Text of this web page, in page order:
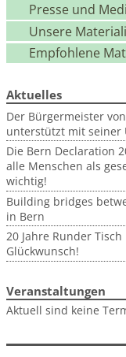
Presse und
Unsere
Empfohlene
Aktuelles
Der Bürgermeister
unterstützt mit seiner
Die Bern Declaration
alle Menschen als
wichtig!
Building bridges
in Bern
20 Jahre Runder
Glückwunsch!
Veranstaltungen
Aktuell sind keine